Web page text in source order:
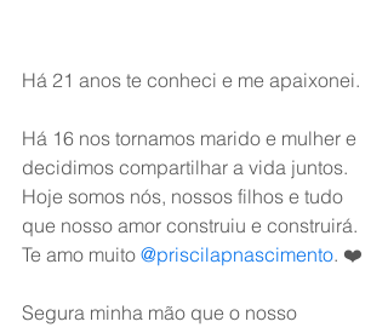
Há 21 anos te conheci e me apaixonei.
Há 16 nos tornamos marido e mulher e
decidimos compartilhar a vida juntos.
Hoje somos nós, nossos filhos e tudo
que nosso amor construiu e construirá.
Te amo muito @priscilapnascimento. ❤️
Segura minha mão que o nosso